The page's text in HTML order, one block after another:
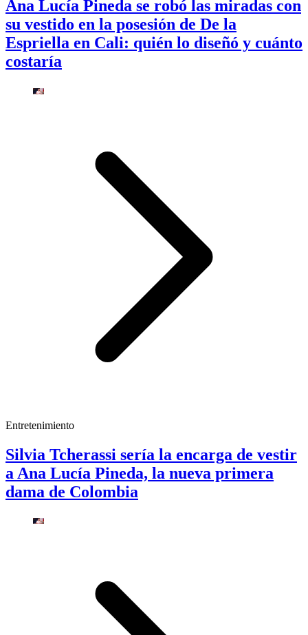
Ana Lucía Pineda se robó las miradas con
su vestido en la posesión de De la
Espriella en Cali: quién lo diseñó y cuánto
costaría
Entretenimiento
Silvia Tcherassi sería la encarga de vestir
a Ana Lucía Pineda, la nueva primera
dama de Colombia